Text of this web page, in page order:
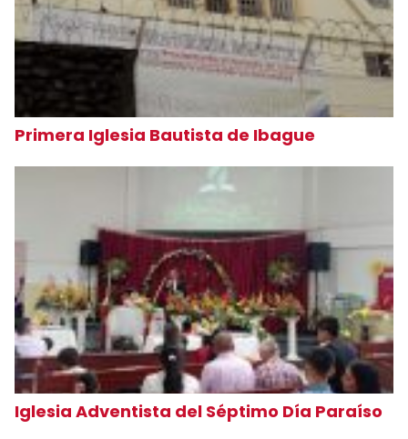
Primera Iglesia Bautista de Ibague
Iglesia Adventista del Séptimo Día Paraíso